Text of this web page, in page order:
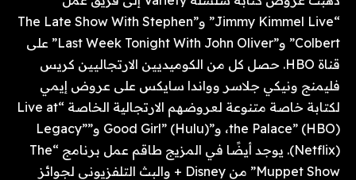
“Jimmy Kimmel Live” و”The Late Show With Stephen
Colbert” و”Last Week Tonight With John Oliver” على
قناة HBO. حصل كل من الكوميديين الارتجاليين كريس
فليمنج ونيكي جلاسر وواندا سايكس على عروض إيمي
لكتابة خاصة متنوعة لعروضهم الارتجالية الخاصة “Live at
the Palace” (HBO)، و”Good Girl” (Hulu) و”Legacy”
(Netflix). يوجد أيضًا في المزيج طاقم عمل برنامج “The
Muppet Show” من Disney + والبث التلفزيوني لجوائز